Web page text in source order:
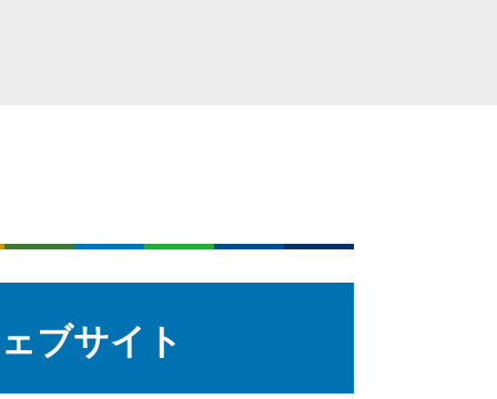
ブサイト